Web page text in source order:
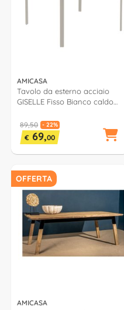
AMICASA
Tavolo da esterno acciaio
GISELLE Fisso Bianco caldo
89,50 - 22%
€ 69,00
OFFERTA
AMICASA